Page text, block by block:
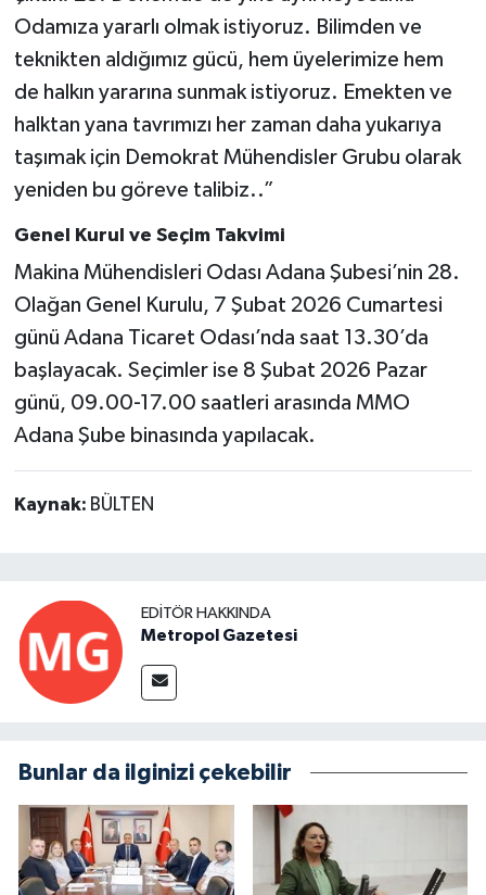
Odamıza yararlı olmak istiyoruz. Bilimden ve
teknikten aldığımız gücü, hem üyelerimize hem
de halkın yararına sunmak istiyoruz. Emekten ve
halktan yana tavrımızı her zaman daha yukarıya
taşımak için Demokrat Mühendisler Grubu olarak
yeniden bu göreve talibiz..”
Genel Kurul ve Seçim Takvimi
Makina Mühendisleri Odası Adana Şubesi’nin 28.
Olağan Genel Kurulu, 7 Şubat 2026 Cumartesi
günü Adana Ticaret Odası’nda saat 13.30’da
başlayacak. Seçimler ise 8 Şubat 2026 Pazar
günü, 09.00-17.00 saatleri arasında MMO
Adana Şube binasında yapılacak.
Kaynak: BÜLTEN
EDITÖR HAKKINDA
Metropol Gazetesi
Bunlar da ilginizi çekebilir